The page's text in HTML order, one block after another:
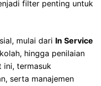
filter penting untuk
mulai dari In Service
hingga penilaian
ini, termasuk
serta manajemen